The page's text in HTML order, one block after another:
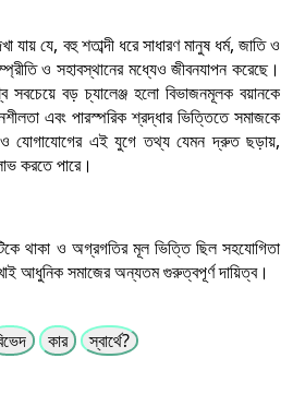
যায় যে, বহু শতাব্দী ধরে সাধারণ মানুষ ধর্ম, জাতি ও
ও সহাবস্থানের মধ্যেও জীবনযাপন করেছে।
সবচেয়ে বড় চ্যালেঞ্জ হলো বিভাজনমূলক বয়ানকে
এবং পারস্পরিক শ্রদ্ধার ভিত্তিতে সমাজকে
যোগাযোগের এই যুগে তথ্য যেমন দ্রুত ছড়ায়,
করতে পারে।
থাকা ও অগ্রগতির মূল ভিত্তি ছিল সহযোগিতা
আধুনিক সমাজের অন্যতম গুরুত্বপূর্ণ দায়িত্ব।
কার স্বার্থে?